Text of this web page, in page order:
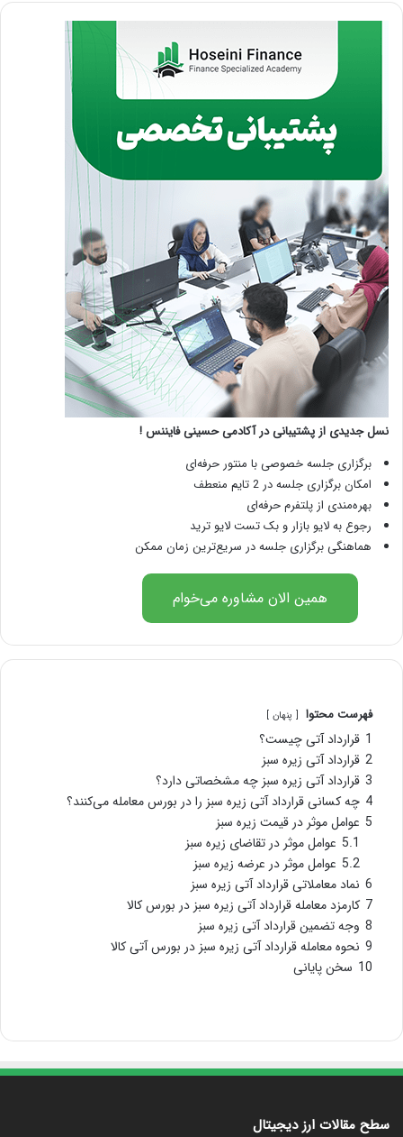
نسل جدیدی از پشتیبانی در آکادمی حسینی فایننس !
برگزاری جلسه خصوصی با منتور حرفه‌ای
امکان برگزاری جلسه در 2 تایم منعطف
بهره‌مندی از پلتفرم حرفه‌ای
رجوع به لایو بازار و بک تست لایو ترید
هماهنگی برگزاری جلسه در سریع‌ترین زمان ممکن
همین الان مشاوره می‌خوام
فهرست محتوا پنهان
1 قرارداد آتی چیست؟
2 قرارداد آتی زیره سبز
3 قرارداد آتی زیره سبز چه مشخصاتی دارد؟
4 چه کسانی قرارداد آتی زیره سبز را در بورس معامله می‌کنند؟
5 عوامل موثر در قیمت زیره سبز
5.1 عوامل موثر در تقاضای زیره سبز
5.2 عوامل موثر در عرضه زیره سبز
6 نماد معاملاتی قرارداد آتی زیره سبز
7 کارمزد معامله قرارداد آتی زیره سبز در بورس کالا
8 وجه تضمین قرارداد آتی زیره سبز
9 نحوه معامله قرارداد آتی زیره سبز در بورس آتی کالا
10 سخن پایانی
سطح مقالات ارز دیجیتال